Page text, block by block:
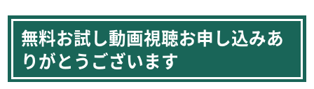
無料お試し動画視聴お申し込みあ
りがとうございます